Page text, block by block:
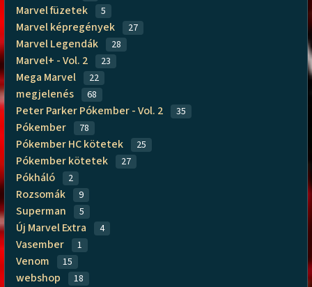
Marvel füzetek 5
Marvel képregények 27
Marvel Legendák 28
Marvel+ - Vol. 2 23
Mega Marvel 22
megjelenés 68
Peter Parker Pókember - Vol. 2 35
Pókember 78
Pókember HC kötetek 25
Pókember kötetek 27
Pókháló 2
Rozsomák 9
Superman 5
Új Marvel Extra 4
Vasember 1
Venom 15
webshop 18